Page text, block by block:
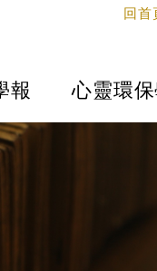
回首
報 心靈環